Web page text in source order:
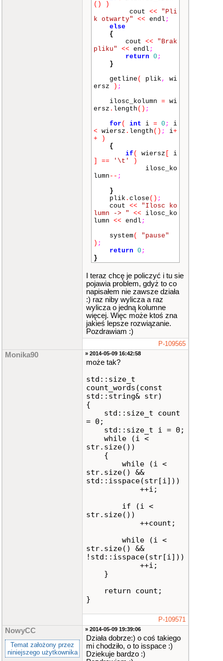
()
)
cout <<
"Pli
k otwarty"
<< endl ;
else
{
cout <<
"Brak
pliku"
<< endl ;
return 0 ;
}
getline ( plik ,
wi
ersz
) ;
ilosc_kolumn = wi
ersz . length () ;
for ( int i = 0 ;
i
< wiersz . length () ; i+
+
)
{
if ( wiersz
i
== '\t'
)
ilosc_ko
lumn -- ;
}
plik . close () ;
cout <<
"Ilosc ko
lumn -> "
<< ilosc_ko
lumn << endl ;
system(
"pause"
) ;
return 0 ;
}
I teraz chcę je policzyć i tu sie
pojawia problem, gdyż to co
napisałem nie zawsze działa
:) raz niby wylicza a raz
wylicza o jedną kolumne
więcej. Więc może ktoś zna
jakieś lepsze rozwiązanie.
Pozdrawiam :)
P-109565
Monika90 » 2014-05-09 16:42:58
może tak?
std::size_t
count_words(const
std::string& str)
{
std::size_t count
= 0;
std::size_t i = 0;
while (i <
str.size())
{
while (i <
str.size() &&
std::isspace(str[i]))
++i;
if (i <
str.size())
++count;
while (i <
str.size() &&
!std::isspace(str[i]))
++i;
}
return count;
}
P-109571
NowyCC
Temat założony przez
niniejszego użytkownika
» 2014-05-09 19:39:06
Działa dobrze:) o coś takiego
mi chodziło, o to isspace :)
Dziekuje bardzo :)